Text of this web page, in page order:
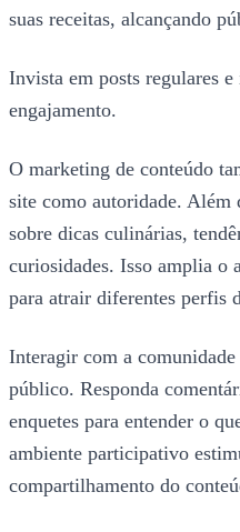
suas receitas, alcançando
Invista em posts regulares
engajamento.
O marketing de conteúdo
site como autoridade. Além
sobre dicas culinárias,
curiosidades. Isso amplia o
para atrair diferentes perfis
Interagir com a
público. Responda
enquetes para entender o
ambiente participativo
compartilhamento do